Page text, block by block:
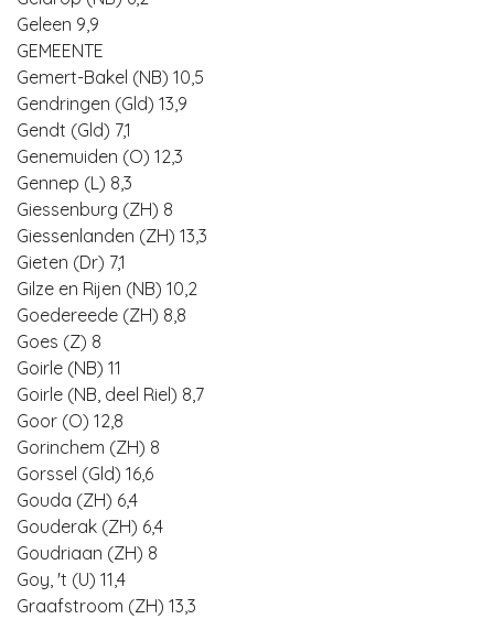
Geleen 9,9
GEMEENTE
Gemert-Bakel (NB) 10,5
Gendringen (Gld) 13,9
Gendt (Gld) 7,1
Genemuiden (O) 12,3
Gennep (L) 8,3
Giessenburg (ZH) 8
Giessenlanden (ZH) 13,3
Gieten (Dr) 7,1
Gilze en Rijen (NB) 10,2
Goedereede (ZH) 8,8
Goes (Z) 8
Goirle (NB) 11
Goirle (NB, deel Riel) 8,7
Goor (O) 12,8
Gorinchem (ZH) 8
Gorssel (Gld) 16,6
Gouda (ZH) 6,4
Gouderak (ZH) 6,4
Goudriaan (ZH) 8
Goy, 't (U) 11,4
Graafstroom (ZH) 13,3